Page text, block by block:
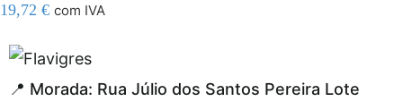
19,72 € com IVA
resmi adresi
📍 Morada: Rua Júlio dos Santos Pereira Lote